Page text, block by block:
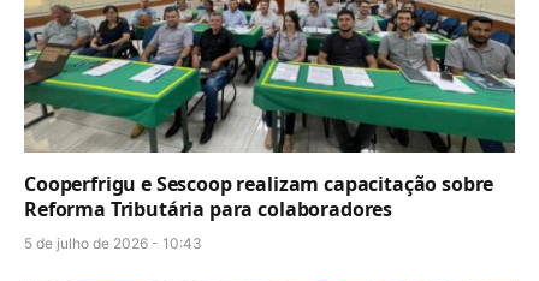
Cooperfrigu e Sescoop realizam capacitação sobre
Reforma Tributária para colaboradores
5 de julho de 2026 - 10:43